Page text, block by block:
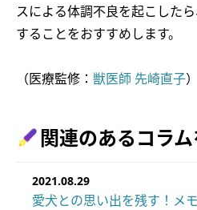
スによる体調不良を起こした
することをおすすめします。
（医療監修： 獣医師 先崎直子）
関連のあるコラ
2021.08.29
愛犬との思い出を残す！メ